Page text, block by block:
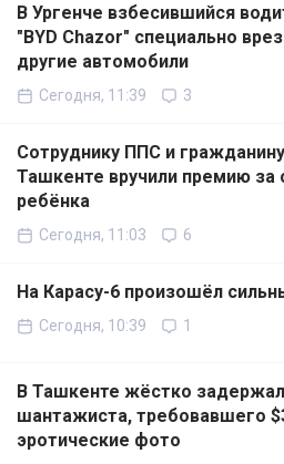
В Ургенче взбесившийся
"BYD Chazor" специально
другие автомобили
Сегодня, 11:39 3
Сотруднику ППС и
Ташкенте вручили премию за
ребёнка
Сегодня, 11:03 6
На Карасу-6 произошёл
Сегодня, 10:39 1
В Ташкенте жёстко
шантажиста, требовавшего
эротические фото